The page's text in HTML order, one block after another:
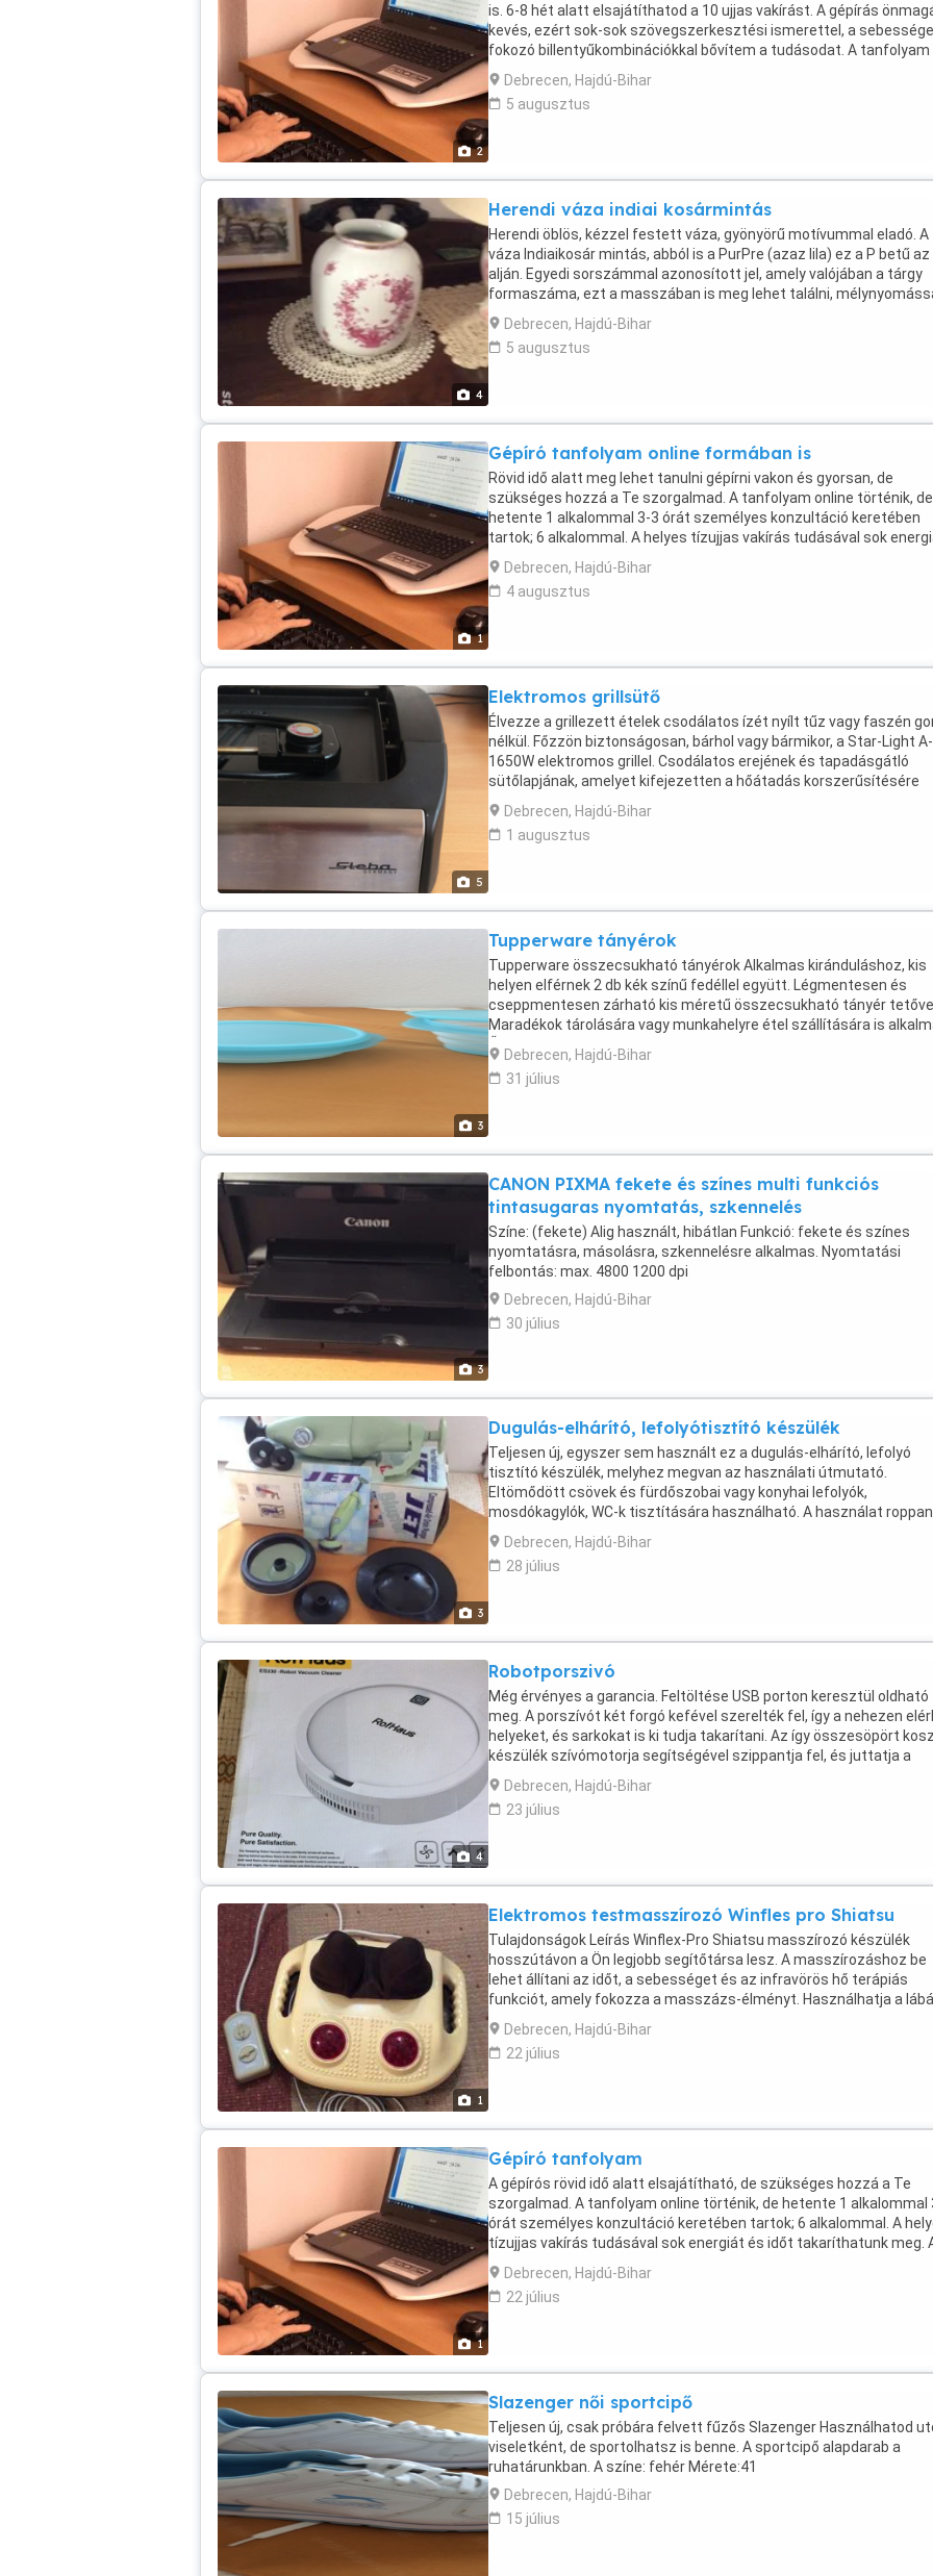
2
is. 6-8 hét alatt elsajátíthatod a 10 ujjas vakírást. A gépírás
kevés, ezért sok-sok szövegszerkesztési ismerettel, a
fokozó billentyűkombinációkkal bővítem a tudásodat. A tanfolyam
utáni vizsgáztatás ára benne van a tanfolyam árában.
Debrecen, Hajdú-Bihar
5 augusztus
4
Herendi váza indiai kosármintás
Herendi öblös, kézzel festett váza, gyönyörű motívummal eladó. A
váza Indiaikosár mintás, abból is a PurPre (azaz lila) ez a P betű az
alján. Egyedi sorszámmal azonosított jel, amely valójában a tárgy
formaszáma, ezt a masszában is meg lehet találni,
ez minden igazi Herendibe benne van. A váza a 60-as 70-es évekből
való. Teljesen hibátlan. Magassága: 24 cm, szélessége: 20 cm.
Monogramja jelzi a kézi (Handpainted 7004.p) festést,
Debrecen, Hajdú-Bihar
5 augusztus
1
Gépíró tanfolyam online formában is
Rövid idő alatt meg lehet tanulni gépírni vakon és gyorsan, de
szükséges hozzá a Te szorgalmad. A tanfolyam online történik, de...
hetente 1 alkalommal 3-3 órát személyes konzultáció keretében
tartok; 6 alkalommal. A helyes tízujjas vakírás tudásával sok
és időt takaríthatunk meg. A 7. alkalommal vizsgáztatok, a sikeres
vizsga után tanúsítványt állítok ki amivel el lehet helyezkedni.
kaphatsz.
Debrecen, Hajdú-Bihar
4 augusztus
5
Elektromos grillsütő
Élvezze a grillezett ételek csodálatos ízét nyílt tűz vagy faszén
nélkül. Főzzön biztonságosan, bárhol vagy bármikor, a Star-Light A-
1650W elektromos grillel. Csodálatos erejének és tapadásgátló
sütőlapjának, amelyet kifejezetten a hőátadás korszerűsítésére
fejlesztettek ki, gyorsan és gond nélkül elkészítheti kedvenc ételeit.
1650W, 35 x 25 cm, Üveg fedél, Fekete Star-Light A-1650W
Debrecen, Hajdú-Bihar
1 augusztus
3
Tupperware tányérok
Tupperware összecsukható tányérok Alkalmas kiránduláshoz, kis
helyen elférnek 2 db kék színű fedéllel együtt. Légmentesen és
cseppmentesen zárható kis méretű összecsukható tányér tetővel
Maradékok tárolására vagy munkahelyre étel szállítására is
Űrtartalma kb. 1 liter
Debrecen, Hajdú-Bihar
31 július
3
CANON PIXMA fekete és színes multi funkciós
tintasugaras nyomtatás, szkennelés
Színe: (fekete) Alig használt, hibátlan Funkció: fekete és színes
nyomtatásra, másolásra, szkennelésre alkalmas. Nyomtatási
felbontás: max. 4800 1200 dpi
Debrecen, Hajdú-Bihar
30 július
3
Dugulás-elhárító, lefolyótisztító készülék
Teljesen új, egyszer sem használt ez a dugulás-elhárító, lefolyó
tisztító készülék, melyhez megvan az használati útmutató.
Eltömődött csövek és fürdőszobai vagy konyhai lefolyók,
mosdókagylók, WC-k tisztítására használható. A használat
egyszerű: válasszuk ki a megfelelő fejet, helyezzük fel, majd a
magasnyomású pumpa segítségével pumpáljunk bele levegőt,
helyezzük az eldugult lefolyóra és nyomjuk meg a készüléken
termék tulajdonságai: Anyag: ABS műanyag Méret: 57 12,5 cm
Tartozékok: 1 db Duguláselhárító, lefolyótisztító készülék 6 db
cserélhető fej
Debrecen, Hajdú-Bihar
28 július
4
Robotporszivó
Még érvényes a garancia. Feltöltése USB porton keresztül oldható
meg. A porszívót két forgó kefével szerelték fel, így a nehezen
helyeket, és sarkokat is ki tudja takarítani. Az így összesöpört
készülék szívómotorja segítségével szippantja fel, és juttatja a
kivehető, és könnyen tisztítható portartályába. Használata kemény,
sima padlón javasolt. Tulajdonságok: csendes működés
akadálykikerülés kivehető, mosható portartály
Debrecen, Hajdú-Bihar
23 július
1
Elektromos testmasszírozó Winfles pro Shiatsu
Tulajdonságok Leírás Winflex-Pro Shiatsu masszírozó készülék
hosszútávon a Ön legjobb segítőtársa lesz. A masszírozáshoz be
lehet állítani az időt, a sebességet és az infravörös hő terápiás
funkciót, amely fokozza a masszázs-élményt. Használhatja a
testén, nyakán. Teljes ellazulást biztosít. Az elektromos
segítségével egy fárasztó nap után kényelmesen ellazulhat,
feltöltődhet, otthonában élvezheti a shiatsu masszázs jótékony
Debrecen, Hajdú-Bihar
22 július
1
Gépíró tanfolyam
A gépírós rövid idő alatt elsajátítható, de szükséges hozzá a Te
szorgalmad. A tanfolyam online történik, de hetente 1 alkalommal
órát személyes konzultáció keretében tartok; 6 alkalommal. A
tízujjas vakírás tudásával sok energiát és időt takaríthatunk meg.
alkalommal vizsgáztatok, a sikeres vizsga után tanúsítványt állítok
amivel el lehet helyezkedni, munkát kaphatsz.
Debrecen, Hajdú-Bihar
22 július
Slazenger női sportcipő
Teljesen új, csak próbára felvett fűzős Slazenger Használhatod
viseletként, de sportolhatsz is benne. A sportcipő alapdarab a
ruhatárunkban. A színe: fehér Mérete:41
Debrecen, Hajdú-Bihar
15 július